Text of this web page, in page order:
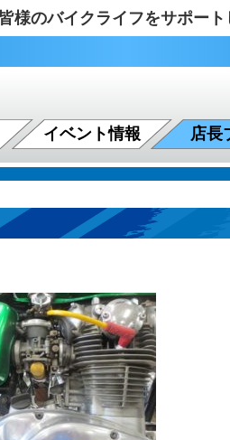
様のバイクライフをサポー
イベント情報 店長